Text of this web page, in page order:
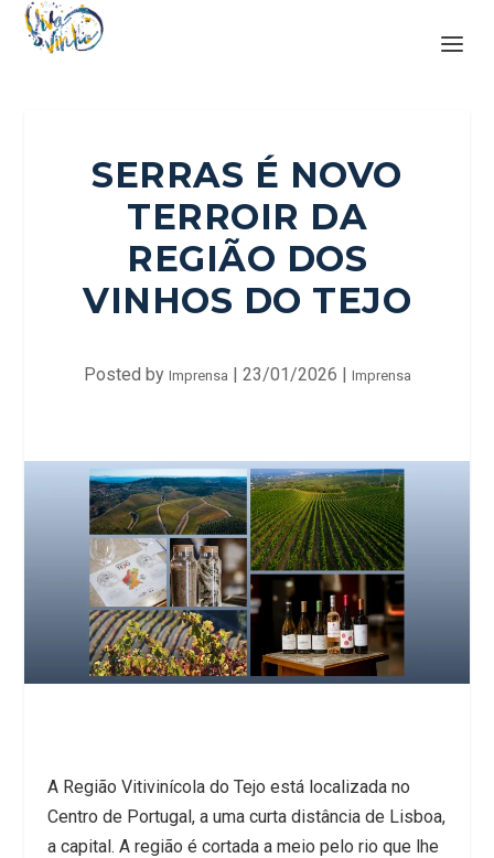
SERRAS É NOVO
TERROIR DA
REGIÃO DOS
VINHOS DO TEJO
Posted by Imprensa | 23/01/2026 | Imprensa
A Região Vitivinícola do Tejo está localizada no
Centro de Portugal, a uma curta distância de Lisboa,
a capital. A região é cortada a meio pelo rio que lhe